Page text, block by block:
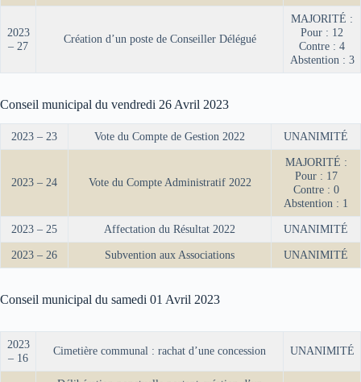
2023
– 27
Création d’un poste de Conseiller Délégué
MAJORITÉ :
Pour : 12
Contre : 4
Abstention : 3
Conseil municipal du vendredi 26 Avril 2023
2023 – 23 Vote du Compte de Gestion 2022 UNANIMITÉ
2023 – 24 Vote du Compte Administratif 2022
MAJORITÉ :
Pour : 17
Contre : 0
Abstention : 1
2023 – 25
Affectation du Résultat 2022
UNANIMITÉ
2023 – 26
Subvention aux Associations UNANIMITÉ
Conseil municipal du samedi 01 Avril 2023
2023
– 16
Cimetière communal : rachat d’une concession UNANIMITÉ